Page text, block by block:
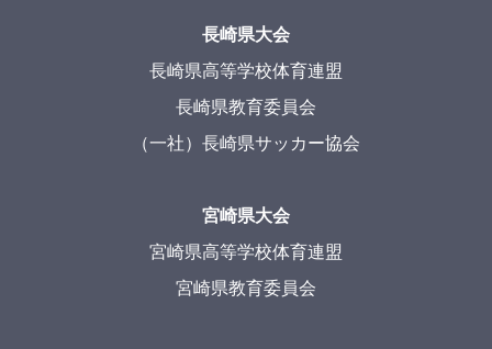
長崎県大会
長崎県高等学校体育連盟
長崎県教育委員会
（一社）長崎県サッカー協会
宮崎県大会
宮崎県高等学校体育連盟
宮崎県教育委員会